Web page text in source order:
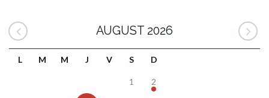
AUGUST 2026
L M M J V S D
1 2